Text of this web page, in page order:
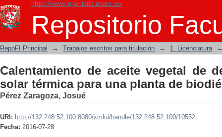
https://www.ingenieria.unam.mx
Repositorio
Calentamiento de aceite vegetal de
planta de biodiésel
RepoFI Principal → Trabajos escritos para titulación → 1. Licenciatura
Calentamiento de aceite vegetal de
solar térmica para una planta de
Pérez Zaragoza, Josué
URI: http://132.248.52.100:8080/xmlui/handle/132.248.52.100/10552
Fecha: 2016-07-28